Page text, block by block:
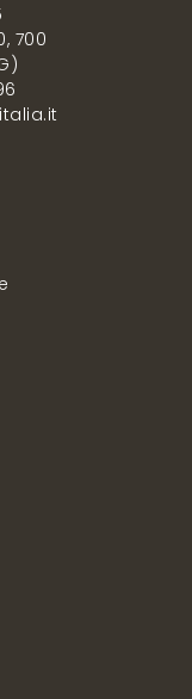
700